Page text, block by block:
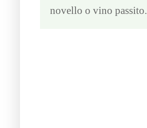
novello o vino passito.